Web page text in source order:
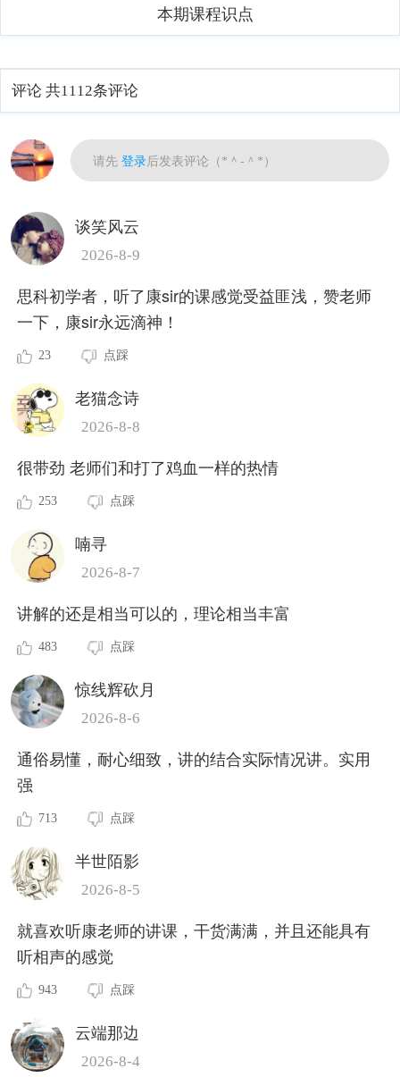
本期课程识点
评论 共1112条评论
请先登录后发表评论（*＾-＾*）
谈笑风云
2026-8-9
思科初学者，听了康sir的课感觉受益匪浅，赞老师
一下，康sir永远滴神！
23 点踩
老猫念诗
2026-8-8
很带劲 老师们和打了鸡血一样的热情
253 点踩
喃寻
2026-8-7
讲解的还是相当可以的，理论相当丰富
483 点踩
惊线辉砍月
2026-8-6
通俗易懂，耐心细致，讲的结合实际情况讲。实用
强
713 点踩
半世陌影
2026-8-5
就喜欢听康老师的讲课，干货满满，并且还能具有
听相声的感觉
943 点踩
云端那边
2026-8-4